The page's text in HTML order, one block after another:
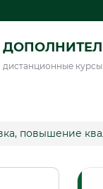
дистанционные
повышение